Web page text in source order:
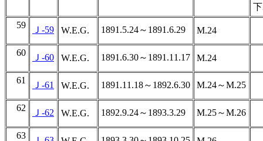
59
Ｊ-59 W.E.G. 1891.5.24～1891.6.29 M.24
60 Ｊ-60 W.E.G. 1891.6.30～1891.11.17 M.24
61 Ｊ-61 W.E.G. 1891.11.18～1892.6.30 M.24～M.25
62 Ｊ-62 W.E.G. 1892.9.24～1893.3.29 M.25～M.26
63